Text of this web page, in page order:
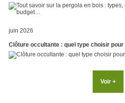
juin 2026
Clôture occultante : quel type choisir
Voir +